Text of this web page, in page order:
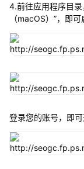
4.前往应用程序目
（macOS）”，即可
登录您的账号，即